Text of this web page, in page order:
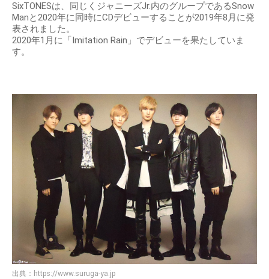
SixTONESは、同じくジャニーズJr.内のグループであるSnow
Manと2020年に同時にCDデビューすることが2019年8月に発
表されました。
2020年1月に「Imitation Rain」でデビューを果たしていま
す。
出典： https://www.suruga-ya.jp